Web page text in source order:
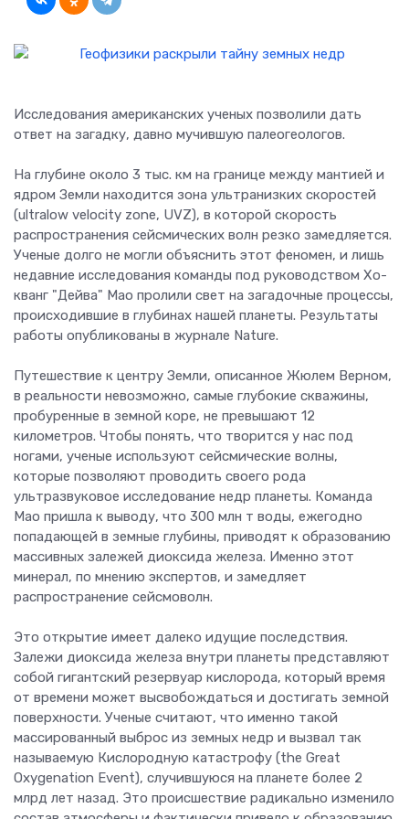
Исследования американских ученых позволили дать
ответ на загадку, давно мучившую палеогеологов.
На глубине около 3 тыс. км на границе между мантией и
ядром Земли находится зона ультранизких скоростей
(ultralow velocity zone, UVZ), в которой скорость
распространения сейсмических волн резко замедляется.
Ученые долго не могли объяснить этот феномен, и лишь
недавние исследования команды под руководством Хо-
кванг "Дейва" Мао пролили свет на загадочные процессы,
происходившие в глубинах нашей планеты. Результаты
работы опубликованы в журнале Nature.
Путешествие к центру Земли, описанное Жюлем Верном,
в реальности невозможно, самые глубокие скважины,
пробуренные в земной коре, не превышают 12
километров. Чтобы понять, что творится у нас под
ногами, ученые используют сейсмические волны,
которые позволяют проводить своего рода
ультразвуковое исследование недр планеты. Команда
Мао пришла к выводу, что 300 млн т воды, ежегодно
попадающей в земные глубины, приводят к образованию
массивных залежей диоксида железа. Именно этот
минерал, по мнению экспертов, и замедляет
распространение сейсмоволн.
Это открытие имеет далеко идущие последствия.
Залежи диоксида железа внутри планеты представляют
собой гигантский резервуар кислорода, который время
от времени может высвобождаться и достигать земной
поверхности. Ученые считают, что именно такой
массированный выброс из земных недр и вызвал так
называемую Кислородную катастрофу (the Great
Oxygenation Event), случившуюся на планете более 2
млрд лет назад. Это происшествие радикально изменило